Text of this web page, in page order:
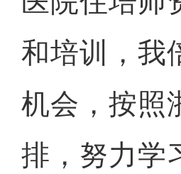
和培训，我
机会，按照
排，努力学